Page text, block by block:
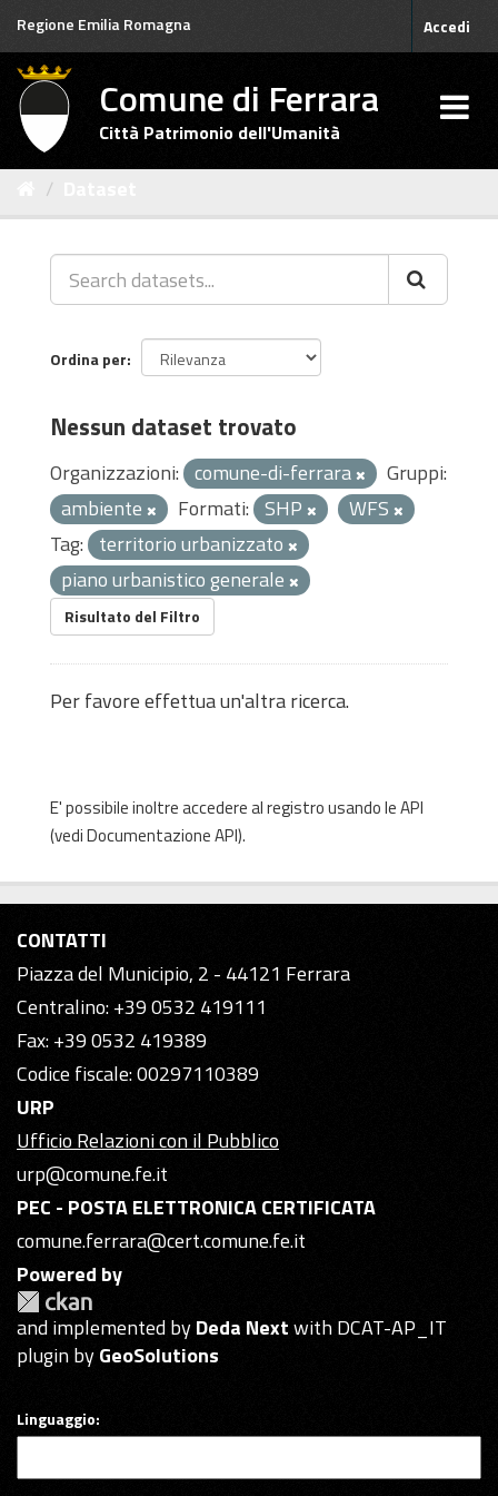
Salta
contenuto
Regione Emilia Romagna Accedi
Comune di Ferrara
Città Patrimonio dell'Umanità
Ordina per
Nessun dataset trovato
Organizzazioni: comune-di-ferrara
Gruppi:
ambiente
Formati: SHP
WFS
Tag: territorio urbanizzato
piano urbanistico generale
Risultato del Filtro
Per favore effettua un'altra ricerca.
E' possibile inoltre accedere al registro usando leAPI
(vediDocumentazione API).
CONTATTI
Piazza del Municipio, 2 - 44121 Ferrara
Centralino: +39 0532 419111
Fax: +39 0532 419389
Codice fiscale: 00297110389
URP
Ufficio Relazioni con il Pubblico
urp@comune.fe.it
PEC - POSTA ELETTRONICA CERTIFICATA
comune.ferrara@cert.comune.fe.it
Powered by
and implemented byDeda Nextwith DCAT-AP_IT
plugin byGeoSolutions
Linguaggio